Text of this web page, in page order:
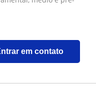
em contato